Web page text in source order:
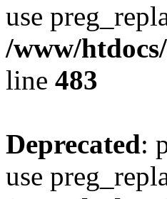
use
/www/
line 483
Deprecated:
use